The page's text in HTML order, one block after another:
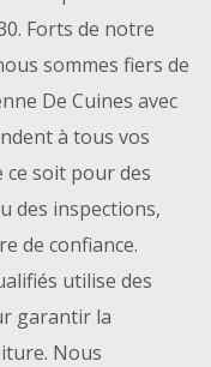
Forts de notre
sommes fiers de
De Cuines avec
à tous vos
ce soit pour des
des inspections,
de confiance.
utilise des
garantir la
Nous